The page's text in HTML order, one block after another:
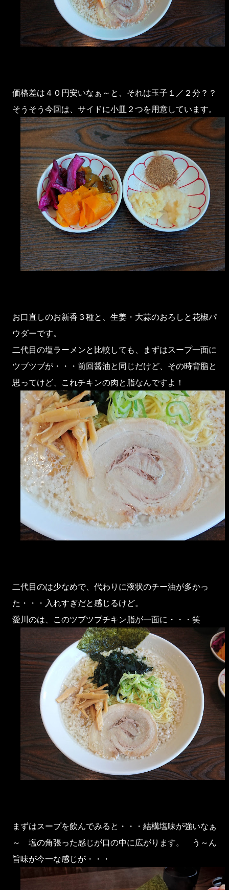
価格差は４０円安いなぁ～と、それは玉子１／２分？？
そうそう今回は、サイドに小皿２つを用意しています。
お口直しのお新香３種と、生姜・大蒜のおろしと花椒パ
ウダーです。
二代目の塩ラーメンと比較しても、まずはスープ一面に
ツブツブが・・・前回醤油と同じだけど、その時背脂と
思ってけど、これチキンの肉と脂なんですよ！
二代目のは少なめで、代わりに液状のチー油が多かっ
た・・・入れすぎだと感じるけど。
愛川のは、このツブツブチキン脂が一面に・・・笑
まずはスープを飲んでみると・・・結構塩味が強いなぁ
～ 塩の角張った感じが口の中に広がります。 う～ん
旨味が今一な感じが・・・